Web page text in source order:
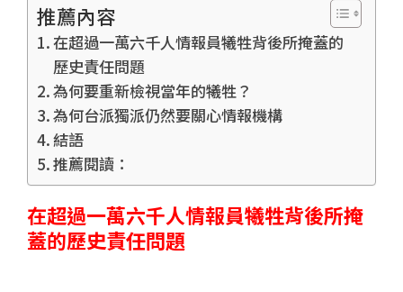
推薦內容
在超過一萬六千人情報員犧牲背後所掩蓋的
歷史責任問題
為何要重新檢視當年的犧牲？
為何台派獨派仍然要關心情報機構
結語
推薦閱讀：
在超過一萬六千人情報員犧牲背後所掩
蓋的歷史責任問題